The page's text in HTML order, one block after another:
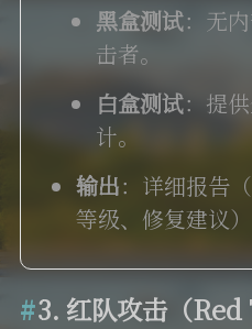
黑盒测试：无
击者。
白盒测试：提
计。
输出：详细报告
等级、修复建议）
3. 红队攻击（Red